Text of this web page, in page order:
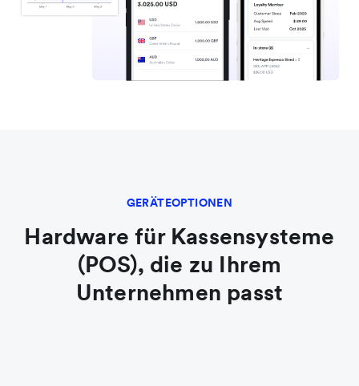
GERÄTEOPTIONEN
Hardware für Kassensysteme
(POS), die zu Ihrem
Unternehmen passt